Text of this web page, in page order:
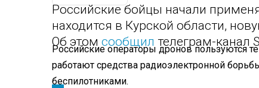
Российские бойцы начали
находится в Курской области,
Об этом сообщил телеграм-канал
Российские операторы дронов пользуются
работают средства радиоэлектронной
беспилотниками.